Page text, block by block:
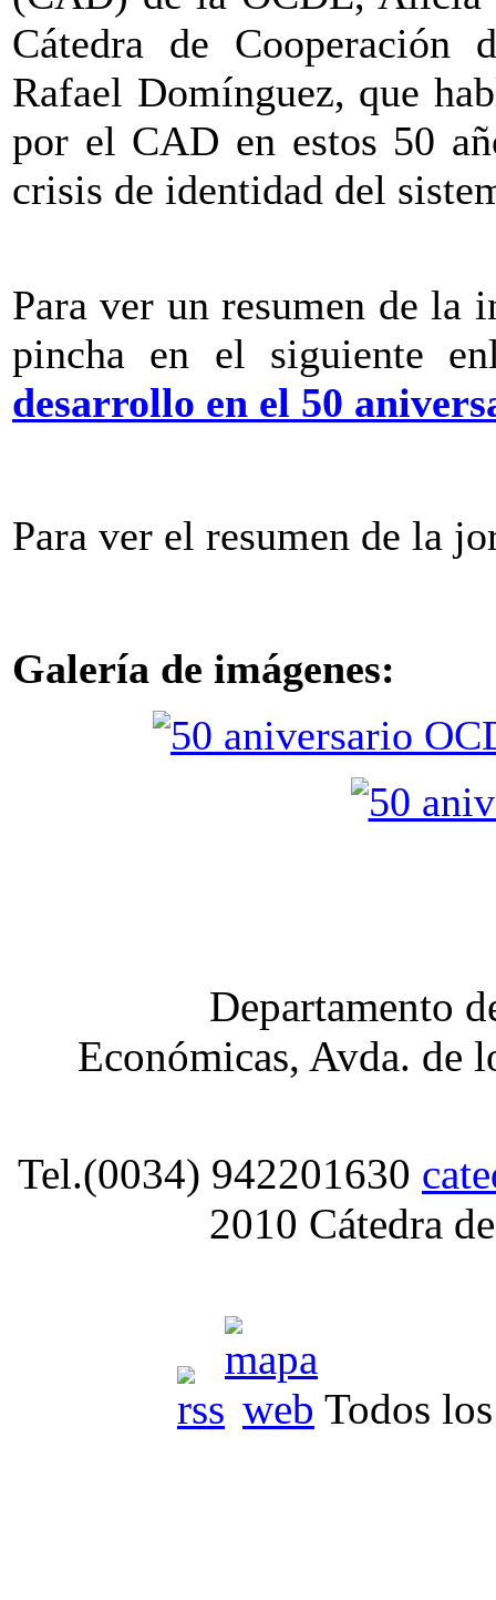
Cátedra de Cooperación
Rafael Domínguez, que
por el CAD en estos 50
crisis de identidad del
Para ver un resumen de la
pincha en el siguiente
desarrollo en el 50
Para ver el resumen de la
Galería de imágenes:
Departamento
Económicas, Avda. de
Tel.(0034) 942201630
2010 Cátedra
Todos